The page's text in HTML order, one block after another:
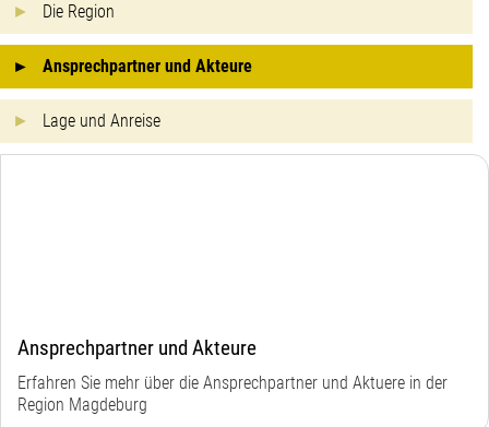
Die Region
Ansprechpartner und Akteure
Lage und Anreise
Ansprechpartner und Akteure
Erfahren Sie mehr über die Ansprechpartner und Aktuere in der
Region Magdeburg